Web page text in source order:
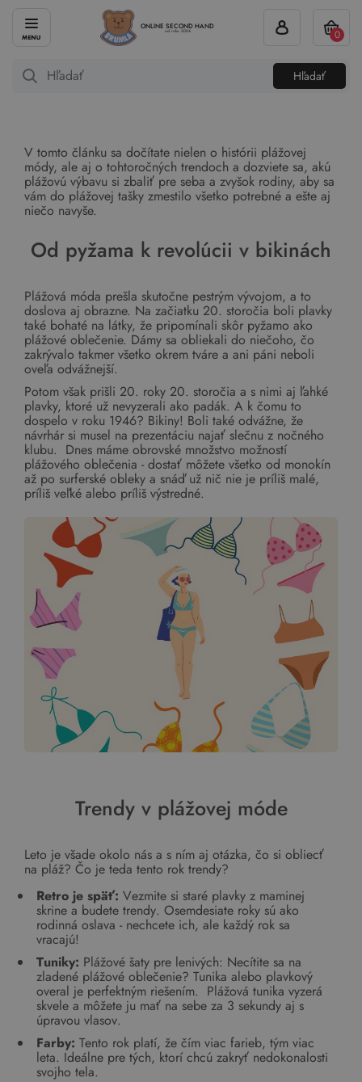
ONLINE SECOND HAND
od roku 2004
Hľadať
0
V tomto článku sa dočítate nielen o histórii plážovej
módy, ale aj o tohtoročných trendoch a dozviete sa, akú
plážovú výbavu si zbaliť pre seba a zvyšok rodiny, aby sa
vám do plážovej tašky zmestilo všetko potrebné a ešte aj
niečo navyše.
Od pyžama k revolúcii v bikinách
Plážová móda prešla skutočne pestrým vývojom, a to
doslova aj obrazne. Na začiatku 20. storočia boli plavky
také bohaté na látky, že pripomínali skôr pyžamo ako
plážové oblečenie. Dámy sa obliekali do niečoho, čo
zakrývalo takmer všetko okrem tváre a ani páni neboli
oveľa odvážnejší.
Potom však prišli 20. roky 20. storočia a s nimi aj ľahké
plavky, ktoré už nevyzerali ako padák. A k čomu to
dospelo v roku 1946? Bikiny! Boli také odvážne, že
návrhár si musel na prezentáciu najať slečnu z nočného
klubu. Dnes máme obrovské množstvo možností
plážového oblečenia - dostať môžete všetko od monokín
až po surferské obleky a snáď už nič nie je príliš malé,
príliš veľké alebo príliš výstredné.
Trendy v plážovej móde
Leto je všade okolo nás a s ním aj otázka, čo si obliecť
na pláž? Čo je teda tento rok trendy?
Retro je späť: Vezmite si staré plavky z maminej
skrine a budete trendy. Osemdesiate roky sú ako
rodinná oslava - nechcete ich, ale každý rok sa
vracajú!
Tuniky: Plážové šaty pre lenivých: Necítite sa na
zladené plážové oblečenie? Tunika alebo plavkový
overal je perfektným riešením. Plážová tunika vyzerá
skvele a môžete ju mať na sebe za 3 sekundy aj s
úpravou vlasov.
Farby: Tento rok platí, že čím viac farieb, tým viac
leta. Ideálne pre tých, ktorí chcú zakryť nedokonalosti
svojho tela.